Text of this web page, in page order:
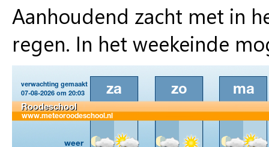
Aanhoudend zacht met in
regen. In het weekeinde